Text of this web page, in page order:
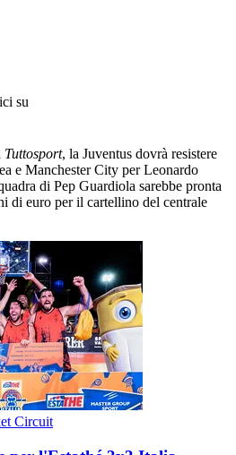
su
Tuttosport, la Juventus dovrà resistere
e Manchester City per Leonardo
di Pep Guardiola sarebbe pronta
di euro per il cartellino del centrale
Circuit